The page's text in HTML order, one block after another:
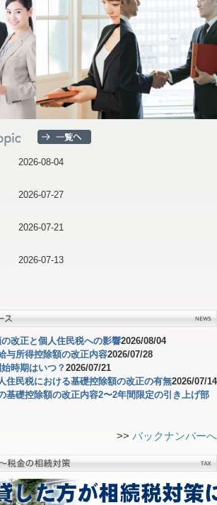
2026-08-04
2026-07-27
2026-07-21
2026-07-13
改正と個人住民税への影響2026/08/04
与所得控除額の改正内容2026/07/28
時期はいつ？ 2026/07/21
住民税における基礎控除額の改正の有無2026/07/14
基礎控除額の改正内容2〜2年間限定の引き上げ部
>> バックナンバーへ